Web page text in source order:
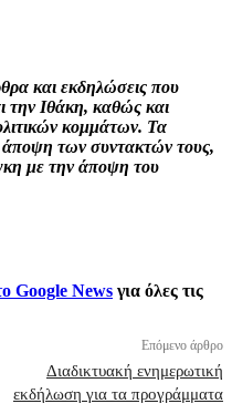
και εκδηλώσεις που
την Ιθάκη, καθώς και
κομμάτων. Τα
των συντακτών τους,
με την άποψη του
Google News για όλες τις
Επόμενο άρθρο
Διαδικτυακή ενημερωτική
εκδήλωση για τα προγράμματα